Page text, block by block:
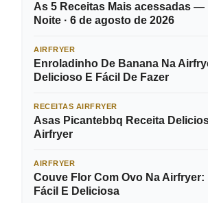
As 5 Receitas Mais acessadas —
Noite · 6 de agosto de 2026
AIRFRYER
Enroladinho De Banana Na
Delicioso E Fácil De Fazer
RECEITAS AIRFRYER
Asas Picantebbq Receita
Airfryer
AIRFRYER
Couve Flor Com Ovo Na Airfryer:
Fácil E Deliciosa